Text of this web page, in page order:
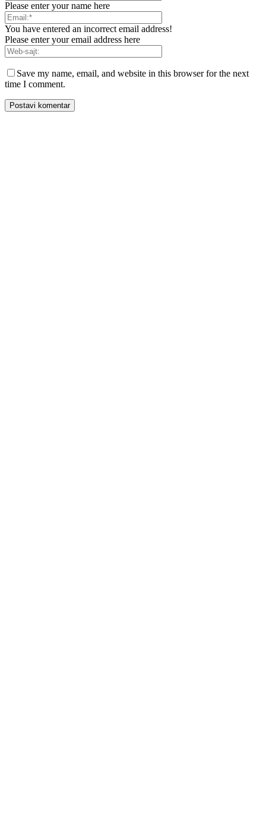
Please enter your name here
You have entered an incorrect email address!
Please enter your email address here
Save my name, email, and website in this browser for the next
time I comment.